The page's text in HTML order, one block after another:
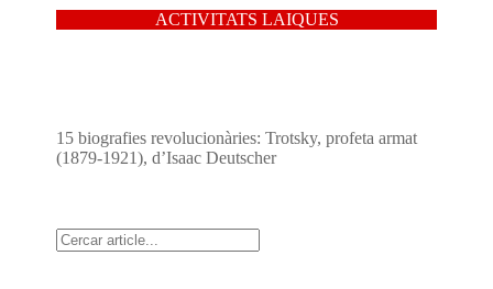
ACTIVITATS LAIQUES
15 biografies revolucionàries: Trotsky, profeta armat
(1879-1921), d’Isaac Deutscher
Cerca